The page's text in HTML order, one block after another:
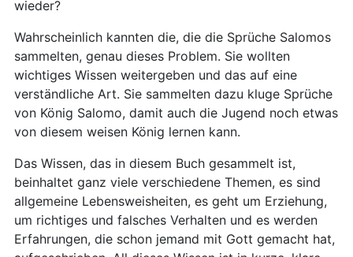
wieder?
Wahrscheinlich kannten die, die die Sprüche Salomos
sammelten, genau dieses Problem. Sie wollten
wichtiges Wissen weitergeben und das auf eine
verständliche Art. Sie sammelten dazu kluge Sprüche
von König Salomo, damit auch die Jugend noch etwas
von diesem weisen König lernen kann.
Das Wissen, das in diesem Buch gesammelt ist,
beinhaltet ganz viele verschiedene Themen, es sind
allgemeine Lebensweisheiten, es geht um Erziehung,
um richtiges und falsches Verhalten und es werden
Erfahrungen, die schon jemand mit Gott gemacht hat,